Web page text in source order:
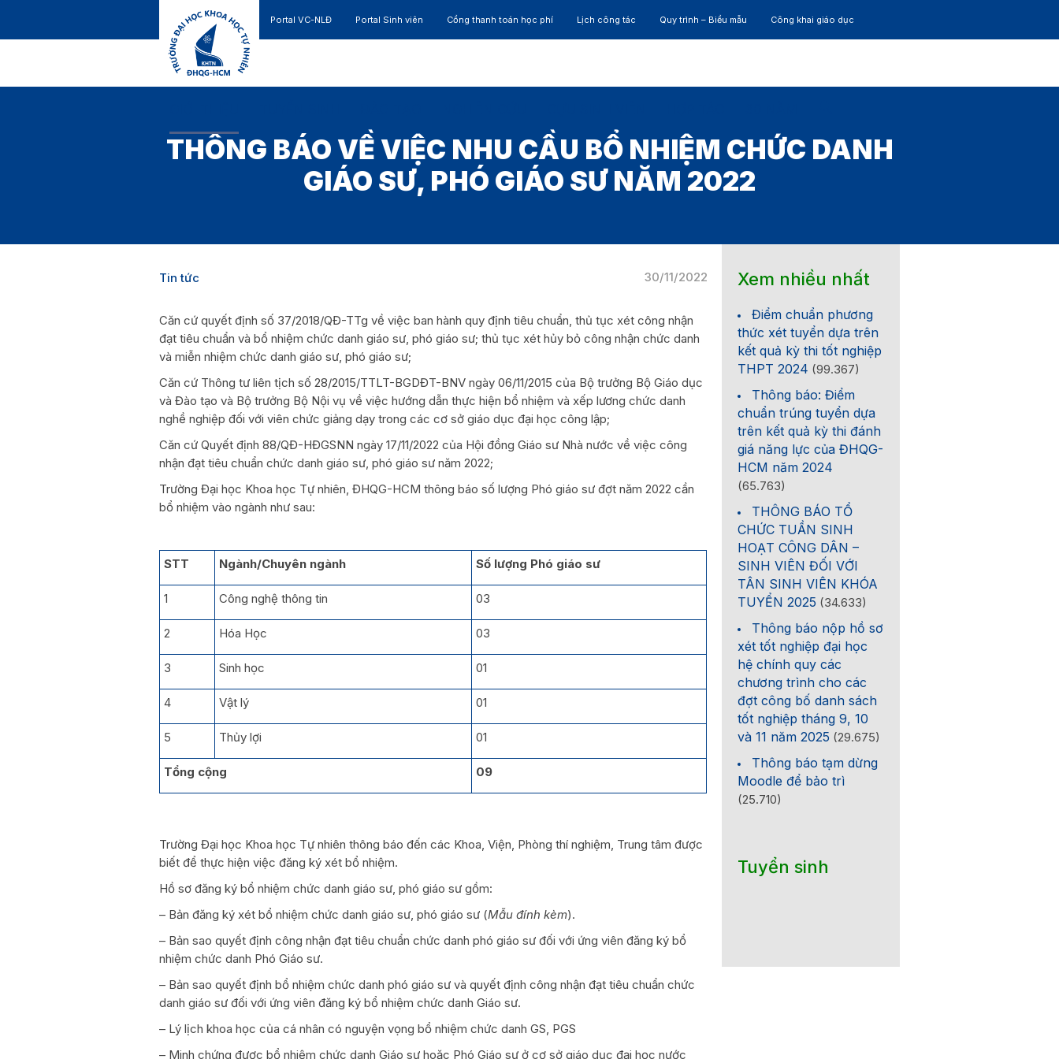
Portal VC-NLĐ Portal Sinh viên Cổng thanh toán học phí Lịch công tác Quy trình – Biểu mẫu Công khai giáo dục
THÔNG BÁO VỀ VIỆC NHU CẦU BỔ NHIỆM CHỨC DANH
GIÁO SƯ, PHÓ GIÁO SƯ NĂM 2022
30/11/2022
Tin tức
Căn cứ quyết định số 37/2018/QĐ-TTg về việc ban hành quy định tiêu chuẩn, thủ tục xét công nhận
đạt tiêu chuẩn và bổ nhiệm chức danh giáo sư, phó giáo sư; thủ tục xét hủy bỏ công nhận chức danh
và miễn nhiệm chức danh giáo sư, phó giáo sư;
Căn cứ Thông tư liên tịch số 28/2015/TTLT-BGDĐT-BNV ngày 06/11/2015 của Bộ trưởng Bộ Giáo dục
và Đào tạo và Bộ trưởng Bộ Nội vụ về việc hướng dẫn thực hiện bổ nhiệm và xếp lương chức danh
nghề nghiệp đối với viên chức giảng dạy trong các cơ sở giáo dục đại học công lập;
Căn cứ Quyết định 88/QĐ-HĐGSNN ngày 17/11/2022 của Hội đồng Giáo sư Nhà nước về việc công
nhận đạt tiêu chuẩn chức danh giáo sư, phó giáo sư năm 2022;
Trường Đại học Khoa học Tự nhiên, ĐHQG-HCM thông báo số lượng Phó giáo sư đợt năm 2022 cần
bổ nhiệm vào ngành như sau:
STT Ngành/Chuyên ngành Số lượng Phó giáo sư
1 Công nghệ thông tin 03
2 Hóa Học 03
3 Sinh học 01
4 Vật lý 01
5 Thủy lợi 01
Tổng cộng 09
Trường Đại học Khoa học Tự nhiên thông báo đến các Khoa, Viện, Phòng thí nghiệm, Trung tâm được
biết để thực hiện việc đăng ký xét bổ nhiệm.
Hồ sơ đăng ký bổ nhiệm chức danh giáo sư, phó giáo sư gồm:
– Bản đăng ký xét bổ nhiệm chức danh giáo sư, phó giáo sư (Mẫu đính kèm).
– Bản sao quyết định công nhận đạt tiêu chuẩn chức danh phó giáo sư đối với ứng viên đăng ký bổ
nhiệm chức danh Phó Giáo sư.
– Bản sao quyết định bổ nhiệm chức danh phó giáo sư và quyết định công nhận đạt tiêu chuẩn chức
danh giáo sư đối với ứng viên đăng ký bổ nhiệm chức danh Giáo sư.
– Lý lịch khoa học của cá nhân có nguyện vọng bổ nhiệm chức danh GS, PGS
– Minh chứng được bổ nhiệm chức danh Giáo sư hoặc Phó Giáo sư ở cơ sở giáo dục đại học nước
Xem nhiều nhất
Điểm chuẩn phương
thức xét tuyển dựa trên
kết quả kỳ thi tốt nghiệp
THPT 2024 (99.367)
Thông báo: Điểm
chuẩn trúng tuyển dựa
trên kết quả kỳ thi đánh
giá năng lực của ĐHQG-
HCM năm 2024
(65.763)
THÔNG BÁO TỔ
CHỨC TUẦN SINH
HOẠT CÔNG DÂN –
SINH VIÊN ĐỐI VỚI
TÂN SINH VIÊN KHÓA
TUYỂN 2025 (34.633)
Thông báo nộp hồ sơ
xét tốt nghiệp đại học
hệ chính quy các
chương trình cho các
đợt công bố danh sách
tốt nghiệp tháng 9, 10
và 11 năm 2025 (29.675)
Thông báo tạm dừng
Moodle để bảo trì
(25.710)
Tuyển sinh